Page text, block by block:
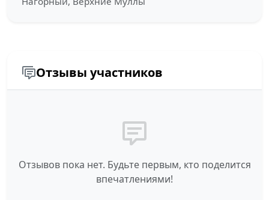
Отзывы участников
Отзывов пока нет. Будьте первым, кто поделится
впечатлениями!